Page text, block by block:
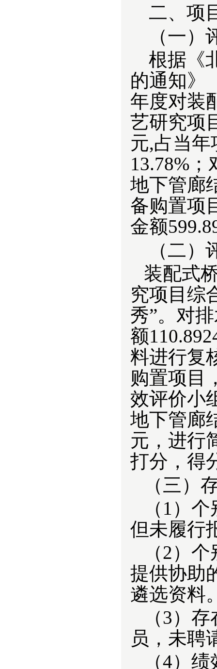
二、项
（一
根据
的通知》
年度对装
艺研究项
元,占当年
13.78%
地下管廊
备购置项
金额
（二）
装配式
究项目综
秀”。对
额
料进行复
购置项目
效评价小
地下管廊
元，进行
打分，得
（三）
（1）
但未履行
（2）个
提供协助
遴选资料
（3）存
员，未聘
（4）绩